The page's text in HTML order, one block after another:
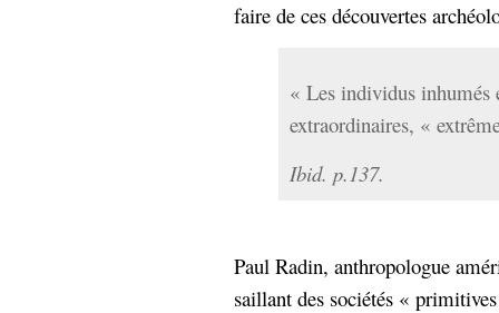
faire de ces découvertes
« Les individus inhumés
extraordinaires, «
Ibid. p.137.
Paul Radin, anthropologue
saillant des sociétés «